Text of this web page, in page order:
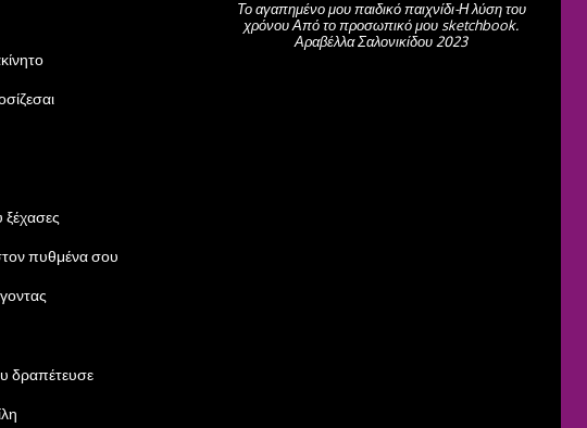
Το αγαπημένο μου παιδικό παιχνίδι-Η λύση του
χρόνου Από το προσωπικό μου sketchbook.
Αραβέλλα Σαλονικίδου 2023
ξέχασες
πυθμένα σου
δραπέτευσε